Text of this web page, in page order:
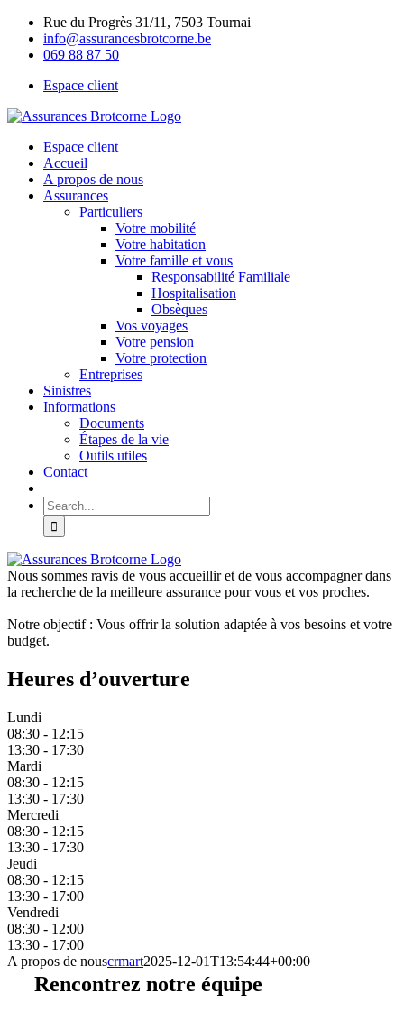
Skip
content
Rue du Progrès 31/11, 7503 Tournai
info@assurancesbrotcorne.be
069 88 87 50
Espace client
Espace client
Accueil
A propos de nous
Assurances
Particuliers
Votre mobilité
Votre habitation
Votre famille et vous
Responsabilité Familiale
Hospitalisation
Obsèques
Vos voyages
Votre pension
Votre protection
Entreprises
Sinistres
Informations
Documents
Étapes de la vie
Outils utiles
Contact
Search
for:
Nous sommes ravis de vous accueillir et de vous accompagner dans
la recherche de la meilleure assurance pour vous et vos proches.
Notre objectif : Vous offrir la solution adaptée à vos besoins et votre
budget.
Heures d’ouverture
Lundi
08:30 - 12:15
13:30 - 17:30
Mardi
08:30 - 12:15
13:30 - 17:30
Mercredi
08:30 - 12:15
13:30 - 17:30
Jeudi
08:30 - 12:15
13:30 - 17:00
Vendredi
08:30 - 12:00
13:30 - 17:00
A propos de nouscrmart2025-12-01T13:54:44+00:00
Rencontrez notre équipe